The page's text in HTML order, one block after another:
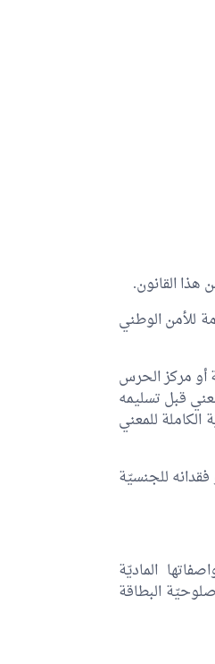
للأمن الوطني
أو مركز الحرس
قبل تسليمه
للمعني
للجنسيّة
الماديّة
صلوحيّة البطاقة